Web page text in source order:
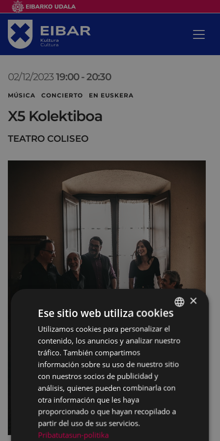
02/12/2023 19:00 -20:30
MÚSICA CONCIERTO EN EUSKERA
X5 Kolektiboa
TEATRO COLISEO
BASQUE
SPANISH
×
Ese sitio web utiliza cookies
Utilizamos cookies para personalizar el
contenido, los anuncios y analizar nuestro
tráfico. También compartimos
información sobre su uso de nuestro sitio
con nuestros socios de publicidad y
análisis, quienes pueden combinarla con
otra información que les haya
proporcionado o que hayan recopilado a
partir del uso de sus servicios.
Pribatutasun-politika